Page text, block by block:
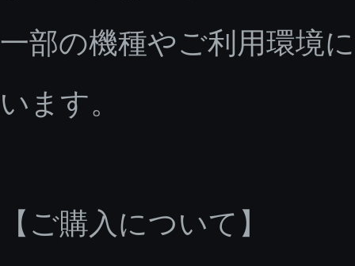
一部の機種やご利用環境
います。
【ご購入について】